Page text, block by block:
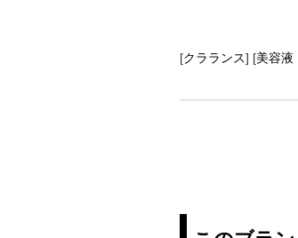
[クラランス] [美容液